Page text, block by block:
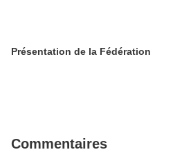
Présentation de la Fédération
Commentaires